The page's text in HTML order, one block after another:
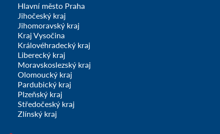
Hlavní město Praha
Jihočeský kraj
Jihomoravský kraj
Kraj Vysočina
Královéhradecký kraj
Liberecký kraj
Moravskoslezský kraj
Olomoucký kraj
Pardubický kraj
Plzeňský kraj
Středočeský kraj
Zlínský kraj